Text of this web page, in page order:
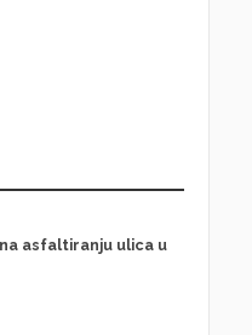
asfaltiranju ulica u